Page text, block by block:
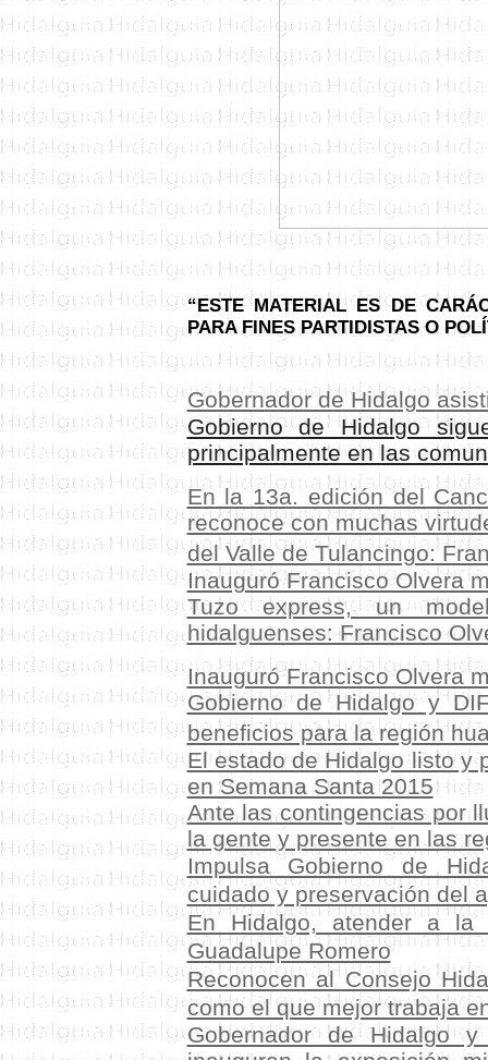
“ESTE MATERIAL ES DE
PARA FINES PARTIDISTAS O
Gobernador de Hidalgo
Gobierno de Hidalgo
principalmente en las
En la 13a. edición del
reconoce con muchas
del Valle de Tulancingo:
Inauguró Francisco Olvera
Tuzo express, un
hidalguenses: Francisco
Inauguró Francisco Olvera
Gobierno de Hidalgo y
beneficios para la región
El estado de Hidalgo listo y
en Semana Santa 2015
Ante las contingencias por
la gente y presente en las
Impulsa Gobierno de
cuidado y preservación del
En Hidalgo, atender a la
Guadalupe Romero
Reconocen al Consejo
como el que mejor trabaja
Gobernador de Hidalgo